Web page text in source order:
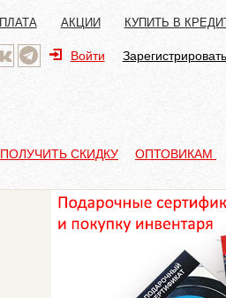
АКЦИИ КУПИТЬ В
Войти
ПОЛУЧИТЬ СКИДКУ ОПТОВИКАМ